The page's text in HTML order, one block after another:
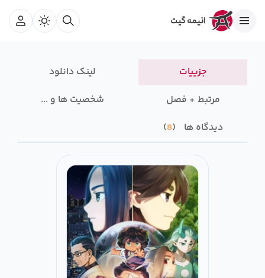
جزییات
لینک دانلود
مرتبط + فصل
شخصیت ها و ...
دیدگاه ها
8